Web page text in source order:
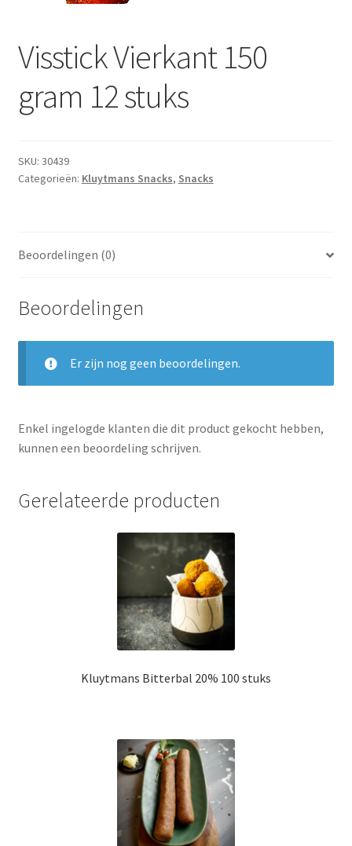
Droge Kruidenierswaren
Frites
Non-food
Stoverijen
Maaltijden Diepvries
Visstick Vierkant 150
gram 12 stuks
SKU: 30439
Categorieën: Kluytmans Snacks, Snacks
Beoordelingen (0)
Beoordelingen
Er zijn nog geen beoordelingen.
Enkel ingelogde klanten die dit product gekocht hebben,
kunnen een beoordeling schrijven.
Gerelateerde producten
Kluytmans Bitterbal 20% 100 stuks